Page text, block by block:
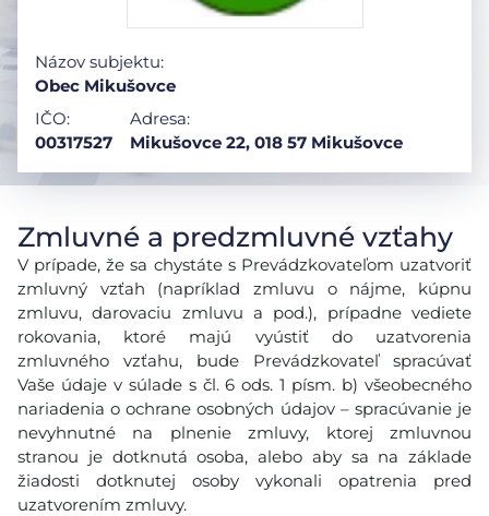
Názov subjektu:
Obec Mikušovce
IČO:
00317527
Adresa:
Mikušovce 22, 018 57 Mikušovce
Zmluvné a predzmluvné vzťahy
V prípade, že sa chystáte s Prevádzkovateľom uzatvoriť
zmluvný vzťah (napríklad zmluvu o nájme, kúpnu
zmluvu, darovaciu zmluvu a pod.), prípadne vediete
rokovania, ktoré majú vyústiť do uzatvorenia
zmluvného vzťahu, bude Prevádzkovateľ spracúvať
Vaše údaje v súlade s čl. 6 ods. 1 písm. b) všeobecného
nariadenia o ochrane osobných údajov – spracúvanie je
nevyhnutné na plnenie zmluvy, ktorej zmluvnou
stranou je dotknutá osoba, alebo aby sa na základe
žiadosti dotknutej osoby vykonali opatrenia pred
uzatvorením zmluvy.